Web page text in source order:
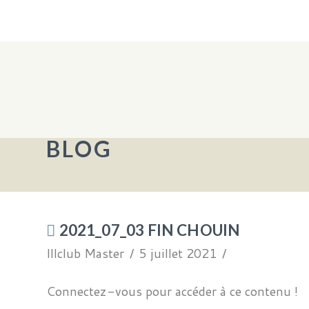
BLOG
2021_07_03 FIN CHOUIN
Illclub Master 5 juillet 2021
Connectez-vous pour accéder à ce contenu !